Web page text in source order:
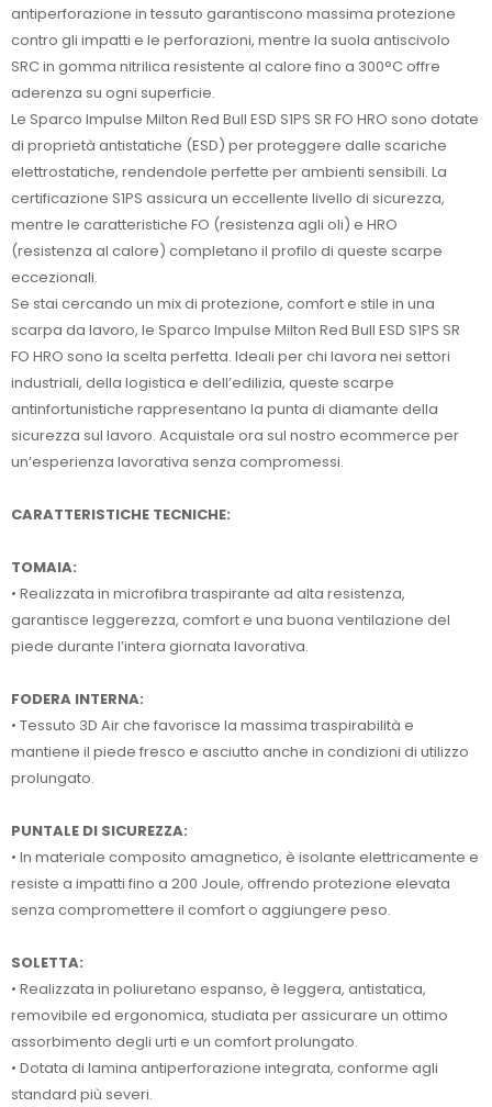
antiperforazione in tessuto garantiscono massima protezione
contro gli impatti e le perforazioni, mentre la suola antiscivolo
SRC in gomma nitrilica resistente al calore fino a 300°C offre
aderenza su ogni superficie.
Le Sparco Impulse Milton Red Bull ESD S1PS SR FO HRO sono dotate
di proprietà antistatiche (ESD) per proteggere dalle scariche
elettrostatiche, rendendole perfette per ambienti sensibili. La
certificazione S1PS assicura un eccellente livello di sicurezza,
mentre le caratteristiche FO (resistenza agli oli) e HRO
(resistenza al calore) completano il profilo di queste scarpe
eccezionali.
Se stai cercando un mix di protezione, comfort e stile in una
scarpa da lavoro, le Sparco Impulse Milton Red Bull ESD S1PS SR
FO HRO sono la scelta perfetta. Ideali per chi lavora nei settori
industriali, della logistica e dell’edilizia, queste scarpe
antinfortunistiche rappresentano la punta di diamante della
sicurezza sul lavoro. Acquistale ora sul nostro ecommerce per
un’esperienza lavorativa senza compromessi.
CARATTERISTICHE TECNICHE:
TOMAIA:
• Realizzata in microfibra traspirante ad alta resistenza,
garantisce leggerezza, comfort e una buona ventilazione del
piede durante l’intera giornata lavorativa.
FODERA INTERNA:
• Tessuto 3D Air che favorisce la massima traspirabilità e
mantiene il piede fresco e asciutto anche in condizioni di utilizzo
prolungato.
PUNTALE DI SICUREZZA:
• In materiale composito amagnetico, è isolante elettricamente e
resiste a impatti fino a 200 Joule, offrendo protezione elevata
senza compromettere il comfort o aggiungere peso.
SOLETTA:
• Realizzata in poliuretano espanso, è leggera, antistatica,
removibile ed ergonomica, studiata per assicurare un ottimo
assorbimento degli urti e un comfort prolungato.
• Dotata di lamina antiperforazione integrata, conforme agli
standard più severi.